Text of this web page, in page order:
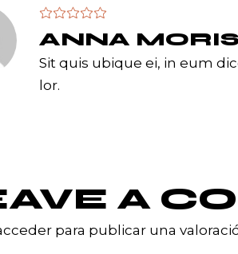
ANNA MORIS
Sit quis ubique ei, in eum
lor.
A
para publicar una